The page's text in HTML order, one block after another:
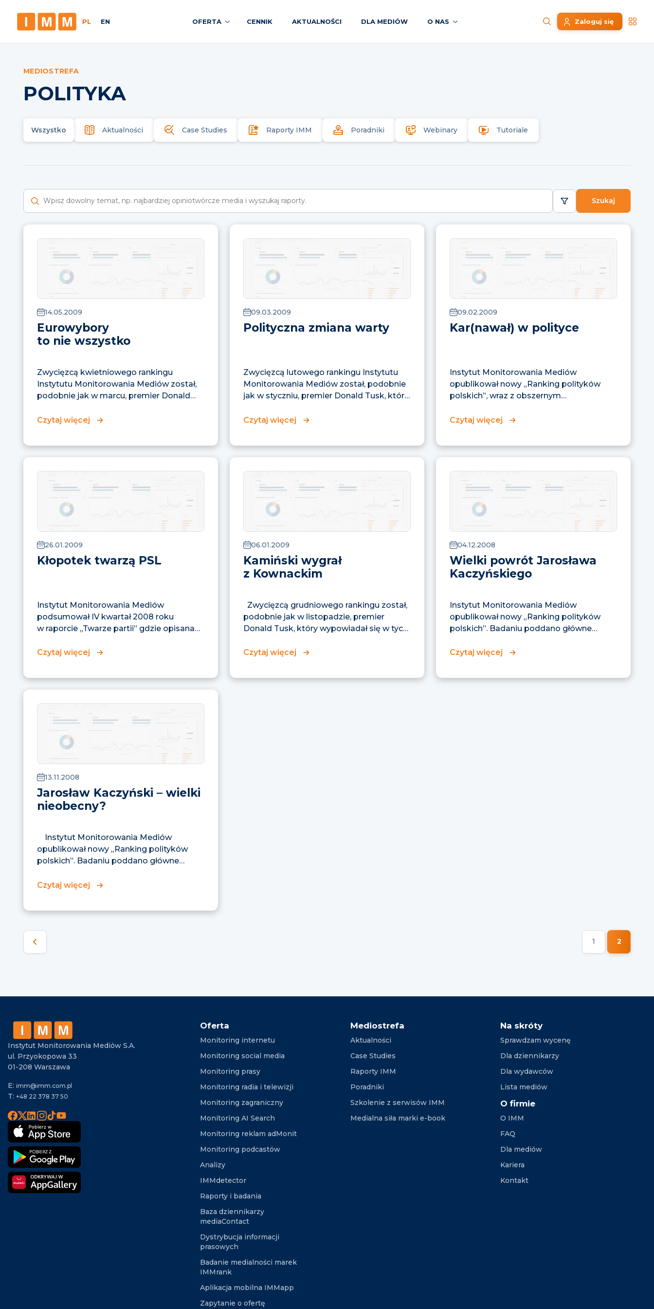
PL EN OFERTA CENNIK AKTUALNOŚCI DLA MEDIÓW O NAS Zaloguj się
MEDIOSTREFA
POLITYKA
Wszystko Aktualności Case Studies Raporty IMM Poradniki Webinary Tutoriale
Wyszukaj raporty
Szukaj
14.05.2009
Eurowybory
to nie wszystko
Zwycięzcą kwietniowego rankingu
Instytutu Monitorowania Mediów został,
podobnie jak w marcu, premier Donald
Czytaj więcej
09.03.2009
Polityczna zmiana warty
Zwycięzcą lutowego rankingu Instytutu
Monitorowania Mediów został, podobnie
jak w styczniu, premier Donald Tusk, który
Czytaj więcej
09.02.2009
Kar(nawał) w polityce
Instytut Monitorowania Mediów
opublikował nowy „Ranking polityków
polskich”, wraz z obszernym
Wiesława Gałązki, specjalisty...
Czytaj więcej
26.01.2009
Kłopotek twarzą PSL
Instytut Monitorowania Mediów
podsumował IV kwartał 2008 roku
w raporcie „Twarze partii” gdzie opisana
Czytaj więcej
06.01.2009
Kamiński wygrał
z Kownackim
Zwycięzcą grudniowego rankingu został,
podobnie jak w listopadzie, premier
Donald Tusk, który wypowiadał się w tych
Czytaj więcej
04.12.2008
Wielki powrót Jarosława
Kaczyńskiego
Instytut Monitorowania Mediów
opublikował nowy „Ranking polityków
polskich”. Badaniu poddano główne
ogólnopolskich stacji...
Czytaj więcej
13.11.2008
Jarosław Kaczyński – wielki
nieobecny?
Instytut Monitorowania Mediów
opublikował nowy „Ranking polityków
polskich”. Badaniu poddano główne
Czytaj więcej
1 2
Instytut Monitorowania Mediów S.A.
ul. Przyokopowa 33
01-208 Warszawa
E: imm@imm.com.pl
T: +48 22 378 37 50
Oferta
Monitoring internetu
Monitoring social media
Monitoring prasy
Monitoring radia i telewizji
Monitoring zagraniczny
Monitoring AI Search
Monitoring reklam adMonit
Monitoring podcastów
Analizy
IMMdetector
Raporty i badania
Baza dziennikarzy
mediaContact
Dystrybucja informacji
prasowych
Badanie medialności marek
IMMrank
Aplikacja mobilna IMMapp
Zapytanie o ofertę
Mediostrefa
Aktualności
Case Studies
Raporty IMM
Poradniki
Szkolenie z serwisów IMM
Medialna siła marki e-book
Na skróty
Sprawdzam wycenę
Dla dziennikarzy
Dla wydawców
Lista mediów
O firmie
O IMM
FAQ
Dla mediów
Kariera
Kontakt